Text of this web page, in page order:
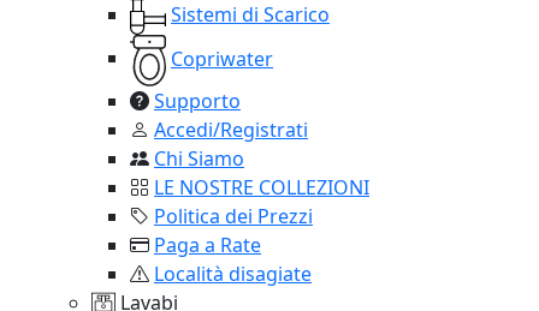
Sistemi di Scarico
Copriwater
Supporto
Accedi/Registrati
Chi Siamo
LE NOSTRE COLLEZIONI
Politica dei Prezzi
Paga a Rate
Località disagiate
Lavabi